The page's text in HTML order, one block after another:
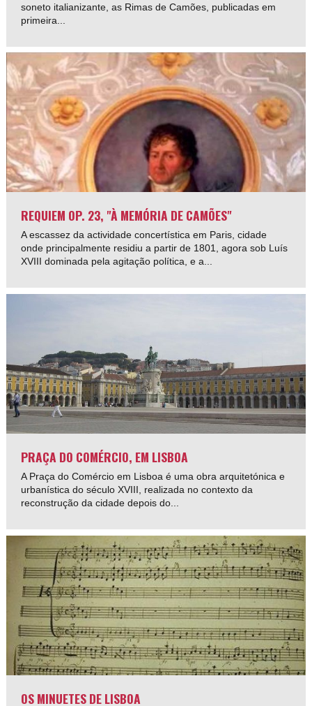
soneto italianizante, as Rimas de Camões, publicadas em
primeira...
REQUIEM OP. 23, "À MEMÓRIA DE CAMÕES"
A escassez da actividade concertística em Paris, cidade
onde principalmente residiu a partir de 1801, agora sob Luís
XVIII dominada pela agitação política, e a...
PRAÇA DO COMÉRCIO, EM LISBOA
A Praça do Comércio em Lisboa é uma obra arquitetónica e
urbanística do século XVIII, realizada no contexto da
reconstrução da cidade depois do...
OS MINUETES DE LISBOA